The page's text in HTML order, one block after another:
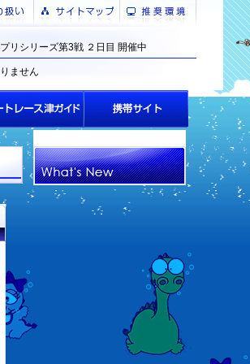
リシリーズ第3戦 ２日目 開催中
ません